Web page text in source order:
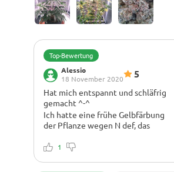
Top-Bewertung
Alessio
18 November 2020
5
Hat mich entspannt und schläfrig
gemacht ^-^
Ich hatte eine frühe Gelbfärbung
der Pflanze wegen N def, das
ich mehr Biowachstumspulver in
1